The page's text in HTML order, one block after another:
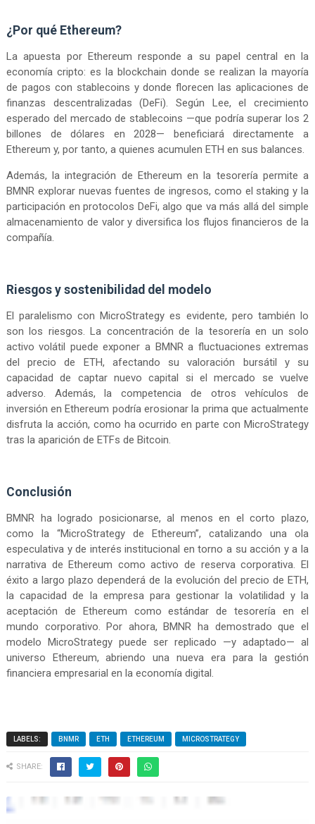
¿Por qué Ethereum?
La apuesta por Ethereum responde a su papel central en la
economía cripto: es la blockchain donde se realizan la mayoría
de pagos con stablecoins y donde florecen las aplicaciones de
finanzas descentralizadas (DeFi). Según Lee, el crecimiento
esperado del mercado de stablecoins —que podría superar los 2
billones de dólares en 2028— beneficiará directamente a
Ethereum y, por tanto, a quienes acumulen ETH en sus balances.
Además, la integración de Ethereum en la tesorería permite a
BMNR explorar nuevas fuentes de ingresos, como el staking y la
participación en protocolos DeFi, algo que va más allá del simple
almacenamiento de valor y diversifica los flujos financieros de la
compañía.
Riesgos y sostenibilidad del modelo
El paralelismo con MicroStrategy es evidente, pero también lo
son los riesgos. La concentración de la tesorería en un solo
activo volátil puede exponer a BMNR a fluctuaciones extremas
del precio de ETH, afectando su valoración bursátil y su
capacidad de captar nuevo capital si el mercado se vuelve
adverso. Además, la competencia de otros vehículos de
inversión en Ethereum podría erosionar la prima que actualmente
disfruta la acción, como ha ocurrido en parte con MicroStrategy
tras la aparición de ETFs de Bitcoin.
Conclusión
BMNR ha logrado posicionarse, al menos en el corto plazo,
como la “MicroStrategy de Ethereum”, catalizando una ola
especulativa y de interés institucional en torno a su acción y a la
narrativa de Ethereum como activo de reserva corporativa. El
éxito a largo plazo dependerá de la evolución del precio de ETH,
la capacidad de la empresa para gestionar la volatilidad y la
aceptación de Ethereum como estándar de tesorería en el
mundo corporativo. Por ahora, BMNR ha demostrado que el
modelo MicroStrategy puede ser replicado —y adaptado— al
universo Ethereum, abriendo una nueva era para la gestión
financiera empresarial en la economía digital.
LABELS: BNMR ETH ETHEREUM MICROSTRATEGY
SHARE: